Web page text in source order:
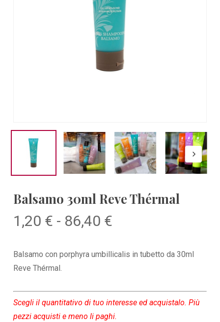
Balsamo 30ml Reve Thérmal
1,20 € - 86,40 €Fascia
prezzo:
a
86,40 €
Balsamo con porphyra umbillicalis in tubetto da 30ml
Reve Thérmal.
Scegli il quantitativo di tuo interesse ed acquistalo. Più
pezzi acquisti e meno li paghi.